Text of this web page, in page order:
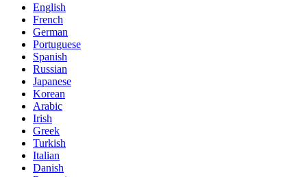
English
French
German
Portuguese
Spanish
Russian
Japanese
Korean
Arabic
Irish
Greek
Turkish
Italian
Danish